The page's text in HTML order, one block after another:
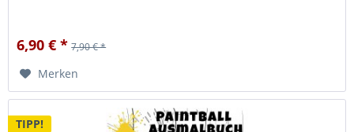
6,90 € * 7,90 € *
Merken
TIPP!